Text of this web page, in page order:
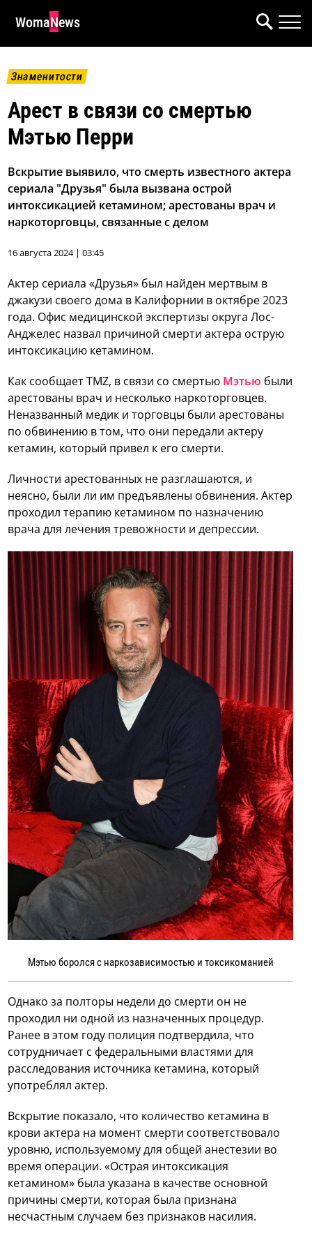
WomaNews
Знаменитости
Арест в связи со смертью
Мэтью Перри
Вскрытие выявило, что смерть известного актера
сериала "Друзья" была вызвана острой
интоксикацией кетамином; арестованы врач и
наркоторговцы, связанные с делом
16 августа 2024 | 03:45
Актер сериала «Друзья» был найден мертвым в
джакузи своего дома в Калифорнии в октябре 2023
года. Офис медицинской экспертизы округа Лос-
Анджелес назвал причиной смерти актера острую
интоксикацию кетамином.
Как сообщает TMZ, в связи со смертью Мэтью были
арестованы врач и несколько наркоторговцев.
Неназванный медик и торговцы были арестованы
по обвинению в том, что они передали актеру
кетамин, который привел к его смерти.
Личности арестованных не разглашаются, и
неясно, были ли им предъявлены обвинения. Актер
проходил терапию кетамином по назначению
врача для лечения тревожности и депрессии.
Мэтью боролся с наркозависимостью и токсикоманией
Однако за полторы недели до смерти он не
проходил ни одной из назначенных процедур.
Ранее в этом году полиция подтвердила, что
сотрудничает с федеральными властями для
расследования источника кетамина, который
употреблял актер.
Вскрытие показало, что количество кетамина в
крови актера на момент смерти соответствовало
уровню, используемому для общей анестезии во
время операции. «Острая интоксикация
кетамином» была указана в качестве основной
причины смерти, которая была признана
несчастным случаем без признаков насилия.